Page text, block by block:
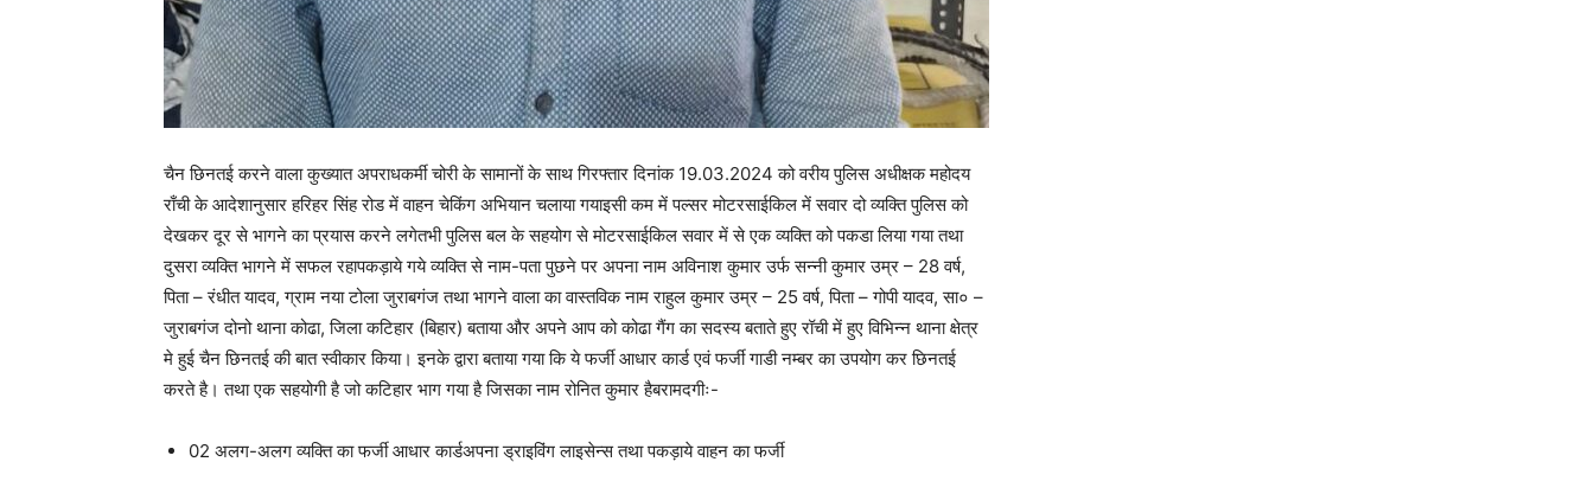
चैन छिनतई करने वाला कुख्यात अपराधकर्मी चोरी के सामानों के साथ गिरफ्तार दिनांक 19.03.2024 को वरीय पुलिस अधीक्षक महोदय
राँची के आदेशानुसार हरिहर सिंह रोड में वाहन चेकिंग अभियान चलाया गयाइसी कम में पल्सर मोटरसाईकिल में सवार दो व्यक्ति पुलिस को
देखकर दूर से भागने का प्रयास करने लगेतभी पुलिस बल के सहयोग से मोटरसाईकिल सवार में से एक व्यक्ति को पकडा लिया गया तथा
दुसरा व्यक्ति भागने में सफल रहापकड़ाये गये व्यक्ति से नाम-पता पुछने पर अपना नाम अविनाश कुमार उर्फ सन्नी कुमार उम्र – 28 वर्ष,
पिता – रंधीत यादव, ग्राम नया टोला जुराबगंज तथा भागने वाला का वास्तविक नाम राहुल कुमार उम्र – 25 वर्ष, पिता – गोपी यादव, सा० –
जुराबगंज दोनो थाना कोढा, जिला कटिहार (बिहार) बताया और अपने आप को कोढा गैंग का सदस्य बताते हुए रॉची में हुए विभिन्न थाना क्षेत्र
मे हुई चैन छिनतई की बात स्वीकार किया। इनके द्वारा बताया गया कि ये फर्जी आधार कार्ड एवं फर्जी गाडी नम्बर का उपयोग कर छिनतई
करते है। तथा एक सहयोगी है जो कटिहार भाग गया है जिसका नाम रोनित कुमार हैबरामदगीः-
02 अलग-अलग व्यक्ति का फर्जी आधार कार्डअपना ड्राइविंग लाइसेन्स तथा पकड़ाये वाहन का फर्जी